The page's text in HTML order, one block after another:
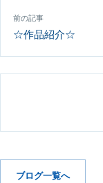
前の記事
☆作品紹介☆
ブログ一覧へ